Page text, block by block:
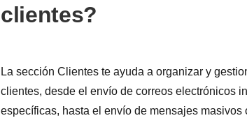
clientes?
La sección Clientes te ayuda a organizar y
clientes, desde el envío de correos electrónicos
específicas, hasta el envío de mensajes masivos